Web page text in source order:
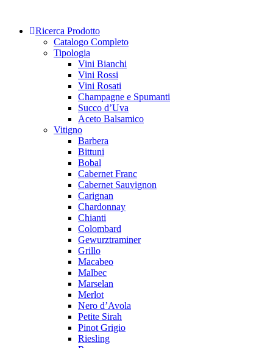
content Ricerca Prodotto
Catalogo Completo
Tipologia
Vini Bianchi
Vini Rossi
Vini Rosati
Champagne e Spumanti
Succo d’Uva
Aceto Balsamico
Vitigno
Barbera
Bittuni
Bobal
Cabernet Franc
Cabernet Sauvignon
Carignan
Chardonnay
Chianti
Colombard
Gewurztraminer
Grillo
Macabeo
Malbec
Marselan
Merlot
Nero d’Avola
Petite Sirah
Pinot Grigio
Riesling